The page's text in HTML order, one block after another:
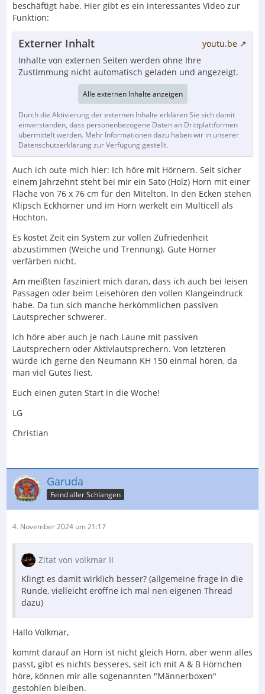
beschäftigt habe. Hier gibt es ein interessantes Video zur
Funktion:
Externer Inhalt
youtu.be
Inhalte von externen Seiten werden ohne Ihre
Zustimmung nicht automatisch geladen und angezeigt.
Alle externen Inhalte anzeigen
Durch die Aktivierung der externen Inhalte erklären Sie sich damit
einverstanden, dass personenbezogene Daten an Drittplattformen
übermittelt werden. Mehr Informationen dazu haben wir in unserer
Datenschutzerklärung zur Verfügung gestellt.
Auch ich oute mich hier: Ich höre mit Hörnern. Seit sicher
einem Jahrzehnt steht bei mir ein Sato (Holz) Horn mit einer
Fläche von 76 x 76 cm für den Mitelton. In den Ecken stehen
Klipsch Eckhörner und im Horn werkelt ein Multicell als
Hochton.
Es kostet Zeit ein System zur vollen Zufriedenheit
abzustimmen (Weiche und Trennung). Gute Hörner
verfärben nicht.
Am meißten fasziniert mich daran, dass ich auch bei leisen
Passagen oder beim Leisehören den vollen Klangeindruck
habe. Da tun sich manche herkömmlichen passiven
Lautsprecher schwerer.
Ich höre aber auch je nach Laune mit passiven
Lautsprechern oder Aktivlautsprechern. Von letzteren
würde ich gerne den Neumann KH 150 einmal hören, da
man viel Gutes liest.
Euch einen guten Start in die Woche!
LG
Christian
Garuda
Feind aller Schlangen
4. November 2024 um 21:17
Zitat von volkmar II
Klingt es damit wirklich besser? (allgemeine frage in die
Runde, vielleicht eröffne ich mal nen eigenen Thread
dazu)
Hallo Volkmar,
kommt darauf an Horn ist nicht gleich Horn, aber wenn alles
passt, gibt es nichts besseres, seit ich mit A & B Hörnchen
höre, können mir alle sogenannten "Männerboxen"
gestohlen bleiben.